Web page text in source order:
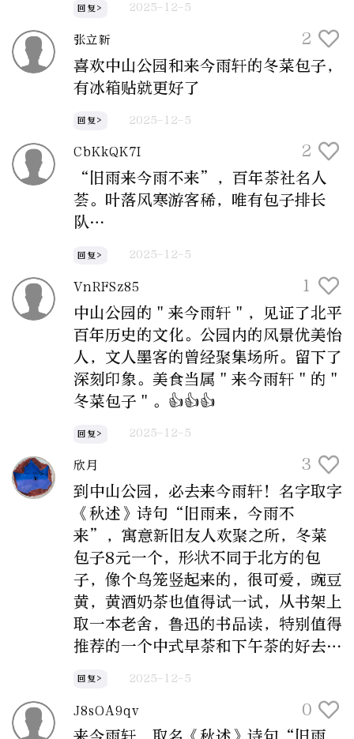
回复> 2025-12-5
张立新
2
喜欢中山公园和来今雨轩的冬菜包子，
有冰箱贴就更好了
回复> 2025-12-5
CbKkQK7I
2
“旧雨来今雨不来”，百年茶社名人
荟。叶落风寒游客稀，唯有包子排长
队…
回复> 2025-12-5
VnRFSz85
1
中山公园的＂来今雨轩＂，见证了北平
百年历史的文化。公园内的风景优美怡
人，文人墨客的曾经聚集场所。留下了
深刻印象。美食当属＂来今雨轩＂的＂
冬菜包子＂。👍👍👍
回复> 2025-12-5
欣月
3
到中山公园，必去来今雨轩！名字取字
《秋述》诗句“旧雨来，今雨不
来”，寓意新旧友人欢聚之所，冬菜
包子8元一个，形状不同于北方的包
子，像个鸟笼竖起来的，很可爱，豌豆
黄，黄酒奶茶也值得试一试，从书架上
取一本老舍，鲁迅的书品读，特别值得
推荐的一个中式早茶和下午茶的好去处
约就可以参加，是有娃一族有学，有
吃，有玩的一个周末好去处。
回复> 2025-12-5
J8sOA9qv
0